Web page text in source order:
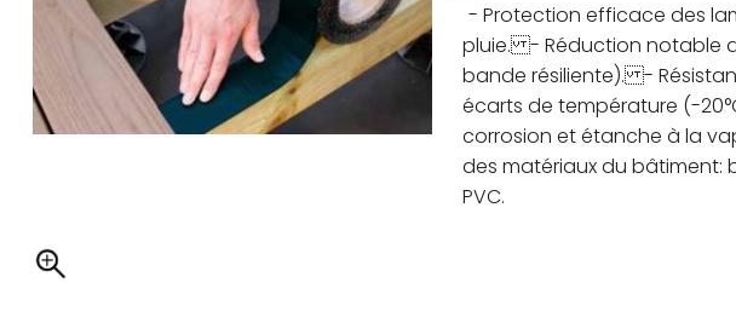
- Protection efficace des
pluie. - Réduction notable
bande résiliente). -
écarts de température (-
corrosion et étanche à la
des matériaux du bâtiment:
PVC.